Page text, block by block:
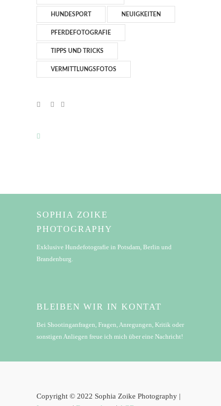
HUNDESPORT NEUIGKEITEN
PFERDEFOTOGRAFIE
TIPPS UND TRICKS
VERMITTLUNGSFOTOS
SOPHIA ZOIKE
PHOTOGRAPHY
Exklusive Hundefotografie in Potsdam, Berlin und
Brandenburg.
BLEIBEN WIR IN KONTAT
Bei Shootinganfragen, Fragen, Anregungen, Kritik oder
sonstigen Anliegen freue ich mich über eine Nachricht!
Copyright © 2022 Sophia Zoike Photography |